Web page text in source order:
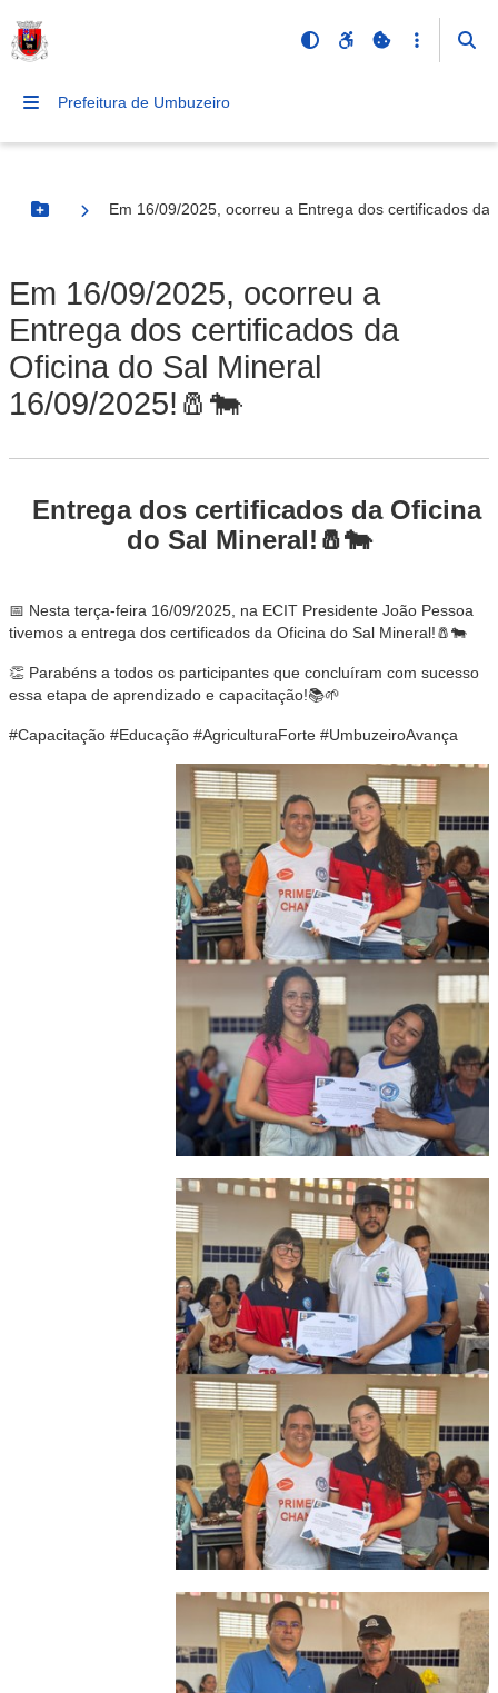
Prefeitura de Umbuzeiro
Botão Menu
Em 16/09/2025, ocorreu a Entrega dos certificados
Em 16/09/2025, ocorreu a
Entrega dos certificados da
Oficina do Sal Mineral
16/09/2025!🧂🐄
Entrega dos certificados da Oficina
do Sal Mineral!🧂🐄
📅 Nesta terça-feira 16/09/2025, na ECIT Presidente João Pessoa
tivemos a entrega dos certificados da Oficina do Sal Mineral!🧂🐄
👏 Parabéns a todos os participantes que concluíram com sucesso
essa etapa de aprendizado e capacitação!📚🌱
#Capacitação #Educação #AgriculturaForte #UmbuzeiroAvança